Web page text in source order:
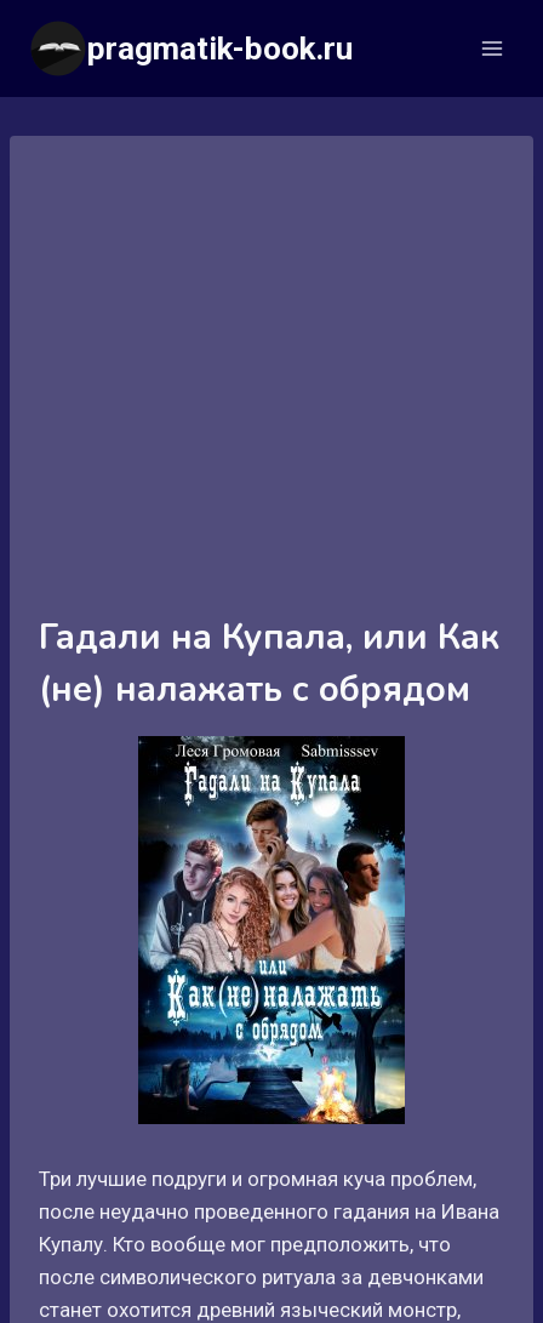
Перейти
содержимому
pragmatik-book.ru
Гадали на Купала, или Как
(не) налажать с обрядом
Три лучшие подруги и огромная куча проблем,
после неудачно проведенного гадания на Ивана
Купалу. Кто вообще мог предположить, что
после символического ритуала за девчонками
станет охотится древний языческий монстр,